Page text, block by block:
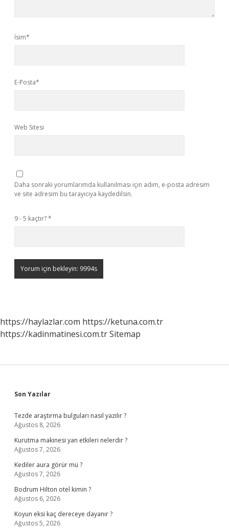
İsim*
E-Posta*
Web Sitesi
Daha sonraki yorumlarımda kullanılması için adım, e-posta adresim
ve site adresim bu tarayıcıya kaydedilsin.
9 - 5 kaçtır?*
https://haylazlar.com https://ketuna.com.tr
https://kadinmatinesi.com.trSitemap
Sidebar
Son Yazılar
Tezde araştırma bulguları nasıl yazılır ?
Ağustos 8, 2026
Kurutma makinesi yan etkileri nelerdir ?
Ağustos 7, 2026
Kediler aura görür mü ?
Ağustos 7, 2026
Bodrum Hilton otel kimin ?
Ağustos 6, 2026
Koyun eksi kaç dereceye dayanır ?
Ağustos 5, 2026